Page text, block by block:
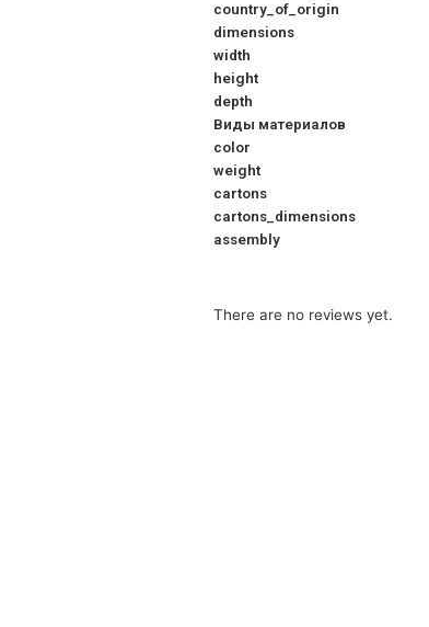
country_of_origin
dimensions
width
height
depth
Виды материалов
color
weight
cartons
cartons_dimensions
assembly
There are no reviews yet.